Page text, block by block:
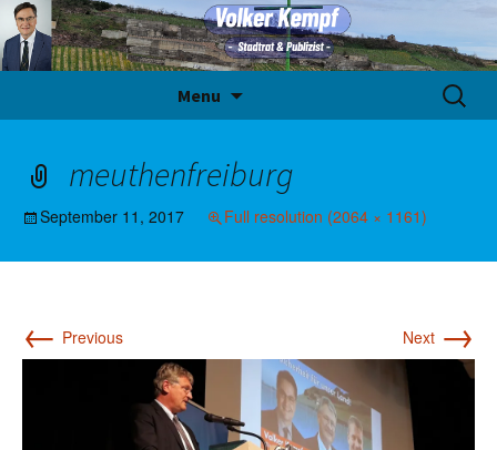
Menu
Suche
nach:
meuthenfreiburg
September 11, 2017 Full resolution (2064 × 1161)
← Previous Next →